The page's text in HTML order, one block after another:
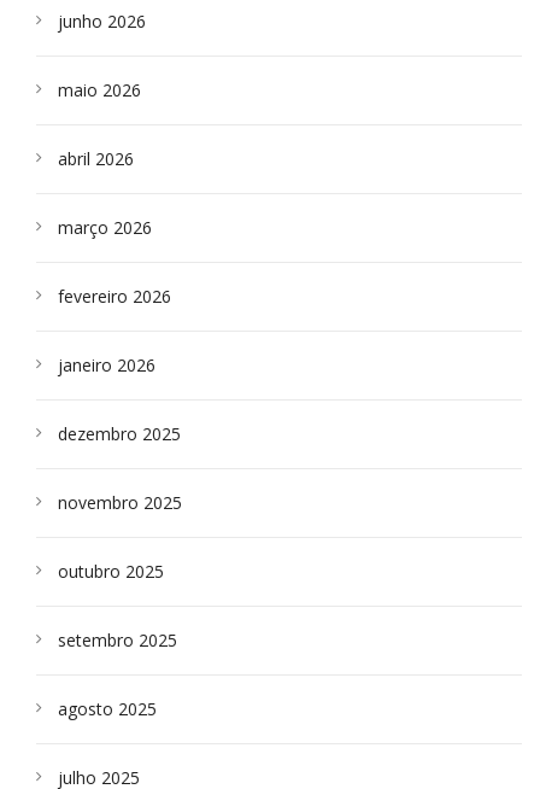
junho 2026
maio 2026
abril 2026
março 2026
fevereiro 2026
janeiro 2026
dezembro 2025
novembro 2025
outubro 2025
setembro 2025
agosto 2025
julho 2025